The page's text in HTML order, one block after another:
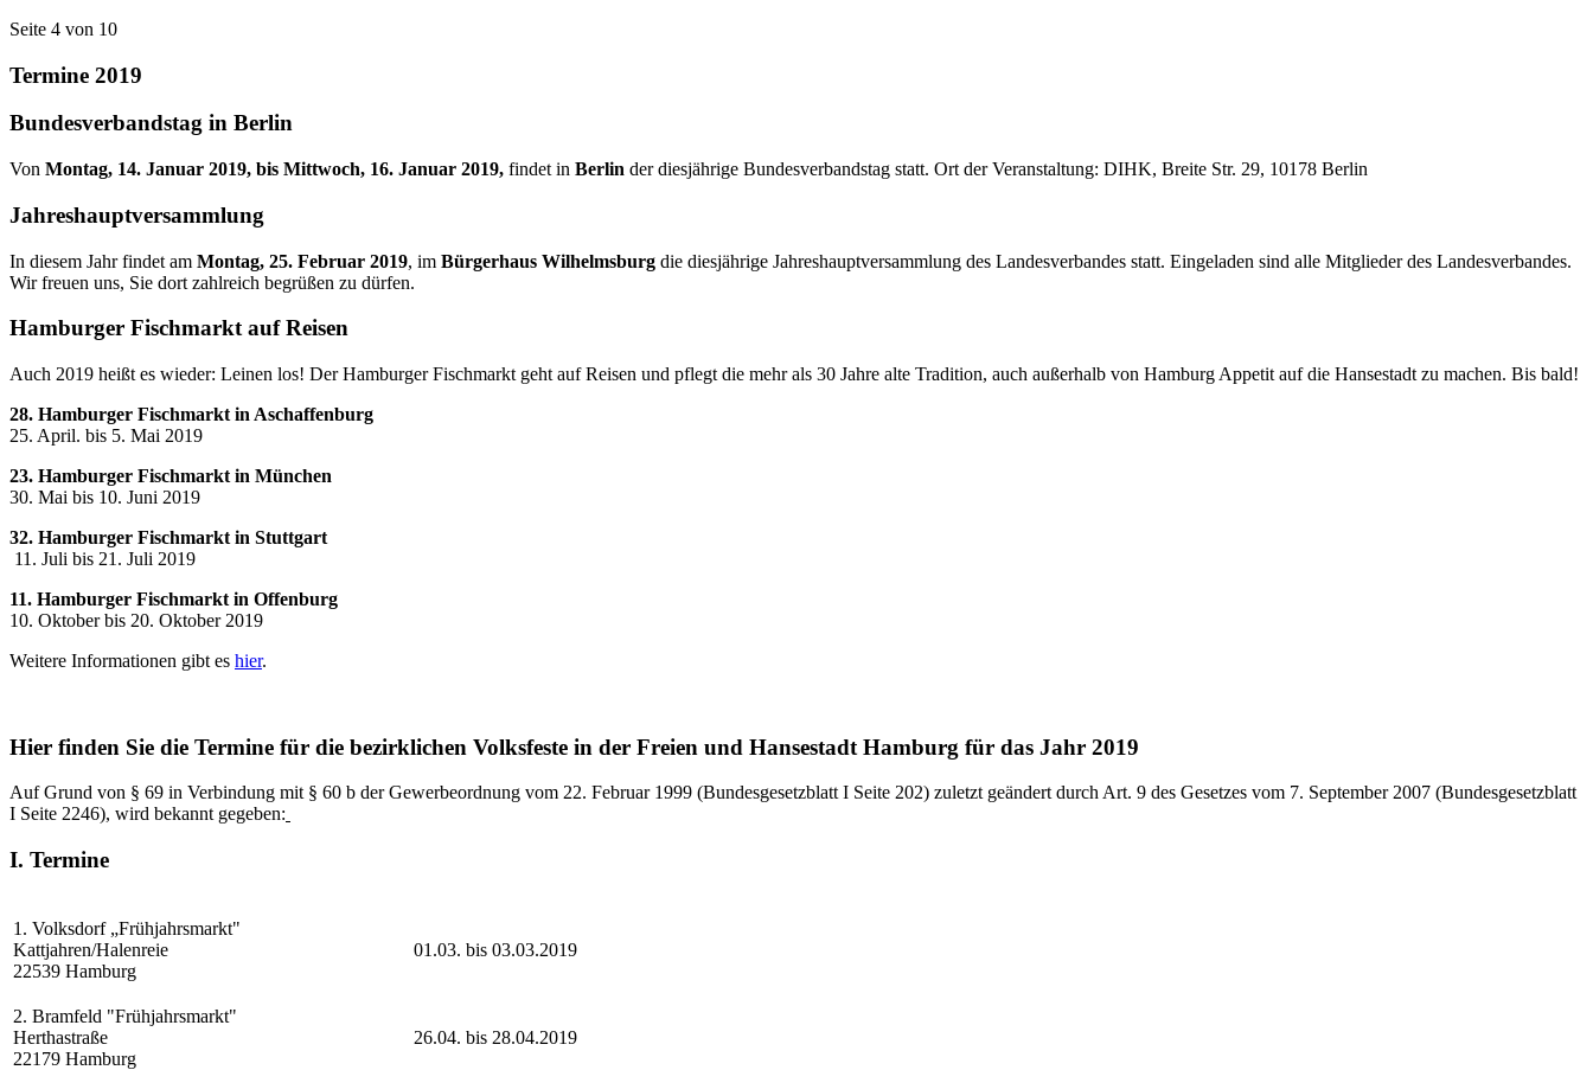
Seite 4 von 10
Termine 2019
Bundesverbandstag in Berlin
Von Montag, 14. Januar 2019, bis Mittwoch, 16. Januar 2019, findet in Berlin der diesjährige Bundesverbandstag statt. Ort der Veranstaltung: DIHK, Breite Str. 29, 10178 Berlin
Jahreshauptversammlung
In diesem Jahr findet am Montag, 25. Februar 2019, im Bürgerhaus Wilhelmsburg die diesjährige Jahreshauptversammlung des Landesverbandes statt. Eingeladen sind alle Mitglieder des Landesverbandes.
Wir freuen uns, Sie dort zahlreich begrüßen zu dürfen.
Hamburger Fischmarkt auf Reisen
Auch 2019 heißt es wieder: Leinen los! Der Hamburger Fischmarkt geht auf Reisen und pflegt die mehr als 30 Jahre alte Tradition, auch außerhalb von Hamburg Appetit auf die Hansestadt zu machen. Bis bald!
28. Hamburger Fischmarkt in Aschaffenburg
25. April. bis 5. Mai 2019
23. Hamburger Fischmarkt in München
30. Mai bis 10. Juni 2019
32. Hamburger Fischmarkt in Stuttgart
11. Juli bis 21. Juli 2019
11. Hamburger Fischmarkt in Offenburg
10. Oktober bis 20. Oktober 2019
Weitere Informationen gibt es hier.
Hier finden Sie die Termine für die bezirklichen Volksfeste in der Freien und Hansestadt Hamburg für das Jahr 2019
Auf Grund von § 69 in Verbindung mit § 60 b der Gewerbeordnung vom 22. Februar 1999 (Bundesgesetzblatt I Seite 202) zuletzt geändert durch Art. 9 des Gesetzes vom 7. September 2007 (Bundesgesetzblatt
I Seite 2246), wird bekannt gegeben:
I. Termine
1. Volksdorf „Frühjahrsmarkt"
Kattjahren/Halenreie
22539 Hamburg
01.03. bis 03.03.2019
2. Bramfeld "Frühjahrsmarkt"
Herthastraße
22179 Hamburg
26.04. bis 28.04.2019